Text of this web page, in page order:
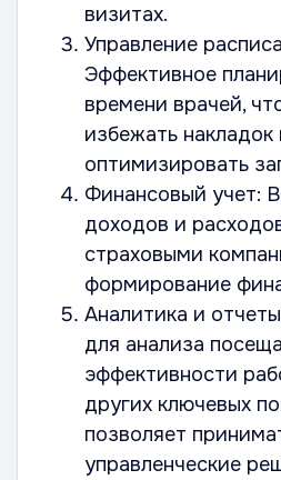
визитах.
Управление
Эффективное
времени врачей,
избежать накладок
оптимизировать
Финансовый учет:
доходов и
страховыми
формирование
Аналитика и
для анализа
эффективности
других ключевых
позволяет
управленческие